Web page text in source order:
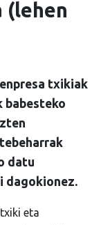
(lehen
txikiak
babesteko
datu
dagokionez.
eta